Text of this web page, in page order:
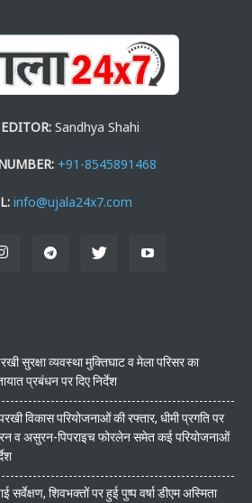
Sandhya Shahi
+91-8545891468
info@ujala24x7.com
सुरक्षा व्यवस्था मुक्तिघाट व मेला परिसर का
प्रबंधन पर दिए निर्देश
विकास परियोजनाओं की रफ्तार, धीमी प्रगति पर
व असुरन-पिपराइच फोरलेन समेत कई परियोजनाओं
सर्वेक्षण, शिवभक्तों पर हुई पुष्प वर्षा डीएम अस्मिता